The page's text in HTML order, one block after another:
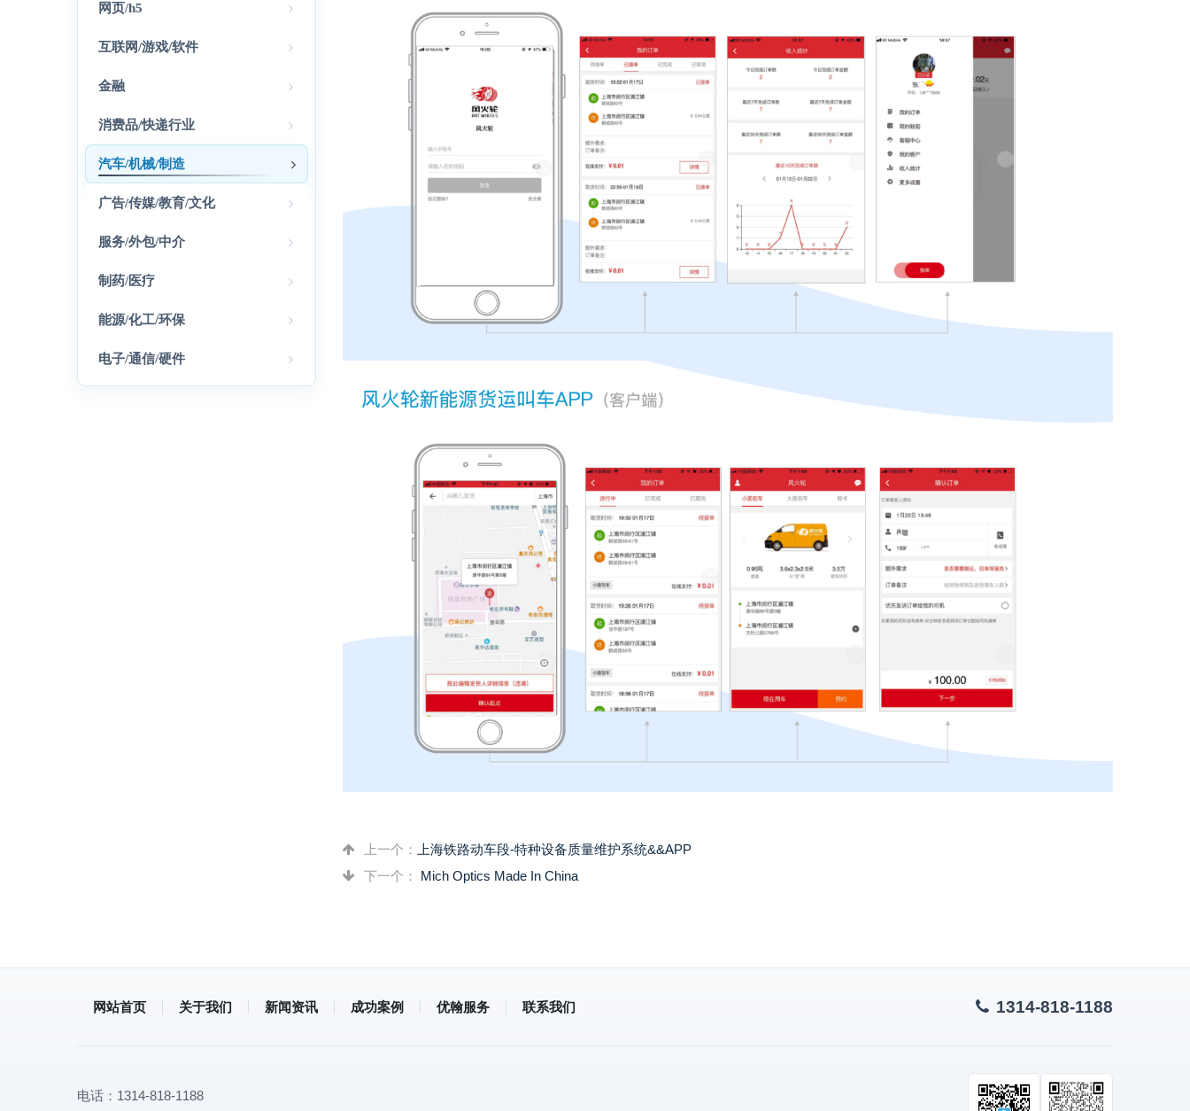
网页/h5
互联网/游戏/软件
金融
消费品/快递行业
汽车/机械/制造
广告/传媒/教育/文化
服务/外包/中介
制药/医疗
能源/化工/环保
电子/通信/硬件
上一个：
上海铁路动车段-特种设备质量维护系统&&APP
下一个： Mich Optics Made In China
网站首页 关于我们 新闻资讯 成功案例 优翰服务 联系我们 1314-818-1188
电话： 1314-818-1188